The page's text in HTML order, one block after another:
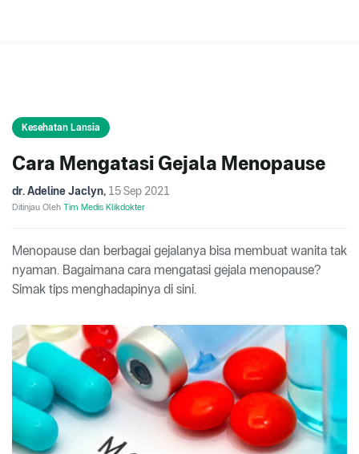
Kesehatan Lansia
Cara Mengatasi Gejala Menopause
dr. Adeline Jaclyn, 15 Sep 2021
Ditinjau Oleh Tim Medis Klikdokter
Menopause dan berbagai gejalanya bisa membuat wanita tak
nyaman. Bagaimana cara mengatasi gejala menopause?
Simak tips menghadapinya di sini.